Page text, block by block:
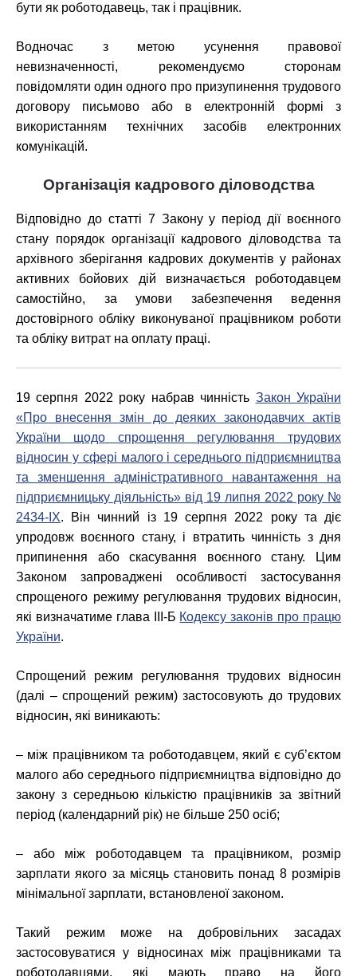
бути як роботодавець, так і працівник.
Водночас з метою усунення правової
невизначенності, рекомендуємо сторонам
повідомляти один одного про призупинення трудового
договору письмово або в електронній формі з
використанням технічних засобів електронних
комунікацій.
Організація кадрового діловодства
Відповідно до статті 7 Закону у період дії воєнного
стану порядок організації кадрового діловодства та
архівного зберігання кадрових документів у районах
активних бойових дій визначається роботодавцем
самостійно, за умови забезпечення ведення
достовірного обліку виконуваної працівником роботи
та обліку витрат на оплату праці.
19 серпня 2022 року набрав чинність Закон України
«Про внесення змін до деяких законодавчих актів
України щодо спрощення регулювання трудових
відносин у сфері малого і середнього підприємництва
та зменшення адміністративного навантаження на
підприємницьку діяльність» від 19 липня 2022 року №
2434-IX. Він чинний із 19 серпня 2022 року та діє
упродовж воєнного стану, і втратить чинність з дня
припинення або скасування воєнного стану. Цим
Законом запроваджені особливості застосування
спрощеного режиму регулювання трудових відносин,
які визначатиме глава III-Б Кодексу законів про працю
України.
Спрощений режим регулювання трудових відносин
(далі – спрощений режим) застосовують до трудових
відносин, які виникають:
– між працівником та роботодавцем, який є суб’єктом
малого або середнього підприємництва відповідно до
закону з середньою кількістю працівників за звітний
період (календарний рік) не більше 250 осіб;
– або між роботодавцем та працівником, розмір
зарплати якого за місяць становить понад 8 розмірів
мінімальної зарплати, встановленої законом.
Такий режим може на добровільних засадах
застосовуватися у відносинах між працівниками та
роботодавцями, які мають право на його